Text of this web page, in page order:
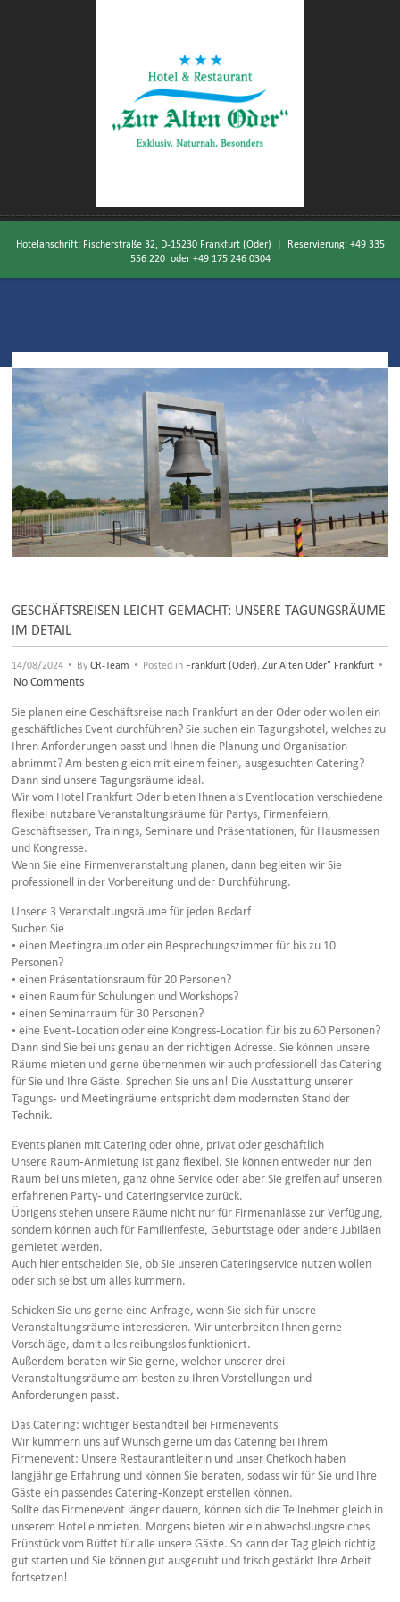
Hotelanschrift: Fischerstraße 32, D-15230 Frankfurt (Oder) | Reservierung: +49 335
556 220oder +49 175 246 0304
GESCHÄFTSREISEN LEICHT GEMACHT: UNSERE TAGUNGSRÄUME
IM DETAIL
14/08/2024 • ByCR-Team • Posted in Frankfurt (Oder) ,Zur Alten Oder" Frankfurt •
No Comments
Sie planen eine Geschäftsreise nach Frankfurt an der Oder oder wollen ein
geschäftliches Event durchführen? Sie suchen ein Tagungshotel, welches zu
Ihren Anforderungen passt und Ihnen die Planung und Organisation
abnimmt? Am besten gleich mit einem feinen, ausgesuchten Catering?
Dann sind unsere Tagungsräume ideal.
Wir vom Hotel Frankfurt Oder bieten Ihnen als Eventlocation verschiedene
flexibel nutzbare Veranstaltungsräume für Partys, Firmenfeiern,
Geschäftsessen, Trainings, Seminare und Präsentationen, für Hausmessen
und Kongresse.
Wenn Sie eine Firmenveranstaltung planen, dann begleiten wir Sie
professionell in der Vorbereitung und der Durchführung.
Unsere 3 Veranstaltungsräume für jeden Bedarf
Suchen Sie
• einen Meetingraum oder ein Besprechungszimmer für bis zu 10
Personen?
• einen Präsentationsraum für 20 Personen?
• einen Raum für Schulungen und Workshops?
• einen Seminarraum für 30 Personen?
• eine Event-Location oder eine Kongress-Location für bis zu 60 Personen?
Dann sind Sie bei uns genau an der richtigen Adresse. Sie können unsere
Räume mieten und gerne übernehmen wir auch professionell das Catering
für Sie und Ihre Gäste. Sprechen Sie uns an! Die Ausstattung unserer
Tagungs- und Meetingräume entspricht dem modernsten Stand der
Technik.
Events planen mit Catering oder ohne, privat oder geschäftlich
Unsere Raum-Anmietung ist ganz flexibel. Sie können entweder nur den
Raum bei uns mieten, ganz ohne Service oder aber Sie greifen auf unseren
erfahrenen Party- und Cateringservice zurück.
Übrigens stehen unsere Räume nicht nur für Firmenanlässe zur Verfügung,
sondern können auch für Familienfeste, Geburtstage oder andere Jubiläen
gemietet werden.
Auch hier entscheiden Sie, ob Sie unseren Cateringservice nutzen wollen
oder sich selbst um alles kümmern.
Schicken Sie uns gerne eine Anfrage, wenn Sie sich für unsere
Veranstaltungsräume interessieren. Wir unterbreiten Ihnen gerne
Vorschläge, damit alles reibungslos funktioniert.
Außerdem beraten wir Sie gerne, welcher unserer drei
Veranstaltungsräume am besten zu Ihren Vorstellungen und
Anforderungen passt.
Das Catering: wichtiger Bestandteil bei Firmenevents
Wir kümmern uns auf Wunsch gerne um das Catering bei Ihrem
Firmenevent: Unsere Restaurantleiterin und unser Chefkoch haben
langjährige Erfahrung und können Sie beraten, sodass wir für Sie und Ihre
Gäste ein passendes Catering-Konzept erstellen können.
Sollte das Firmenevent länger dauern, können sich die Teilnehmer gleich in
unserem Hotel einmieten. Morgens bieten wir ein abwechslungsreiches
Frühstück vom Büffet für alle unsere Gäste. So kann der Tag gleich richtig
gut starten und Sie können gut ausgeruht und frisch gestärkt Ihre Arbeit
fortsetzen!